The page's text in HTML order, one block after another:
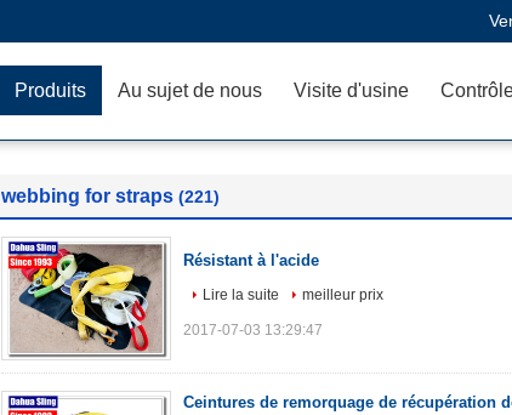
Produits Au sujet de nous Visite d'usine
webbing for straps (221)
Résistant à l'acide
Lire la suite meilleur prix
2017-07-03 13:29:47
Ceintures de remorquage de récupération